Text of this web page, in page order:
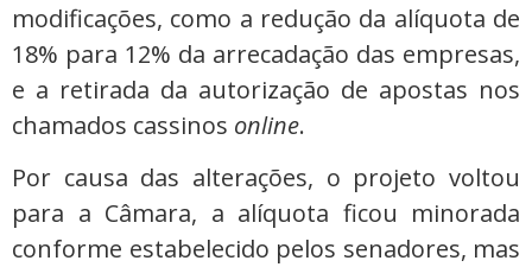
modificações, como a redução da alíquota de
18% para 12% da arrecadação das empresas,
e a retirada da autorização de apostas nos
chamados cassinos online.
Por causa das alterações, o projeto voltou
para a Câmara, a alíquota ficou minorada
conforme estabelecido pelos senadores, mas